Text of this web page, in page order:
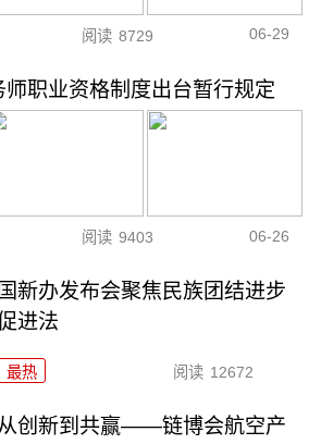
阅读 8729 06-29
职业资格制度出台暂行规定
阅读 9403 06-26
国新办发布会聚焦民族团结进步
进法
最热 阅读 12672
创新到共赢——链博会航空产